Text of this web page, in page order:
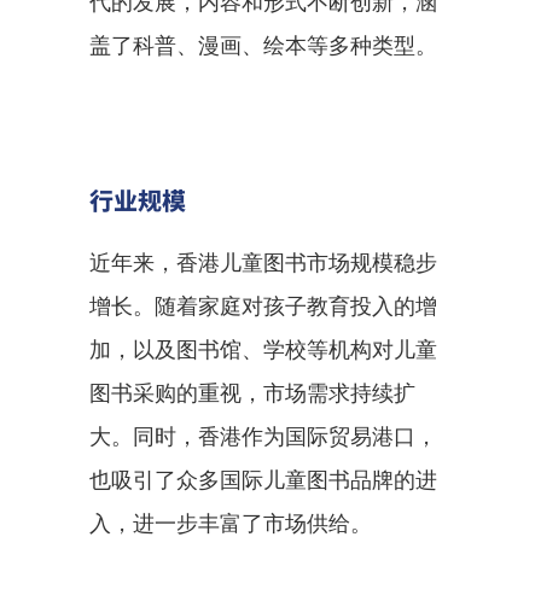
盖了科普、漫画、绘本等多种类型。
行业规模
近年来，香港儿童图书市场规模稳步
增长。随着家庭对孩子教育投入的增
加，以及图书馆、学校等机构对儿童
图书采购的重视，市场需求持续扩
大。同时，香港作为国际贸易港口，
也吸引了众多国际儿童图书品牌的进
入，进一步丰富了市场供给。